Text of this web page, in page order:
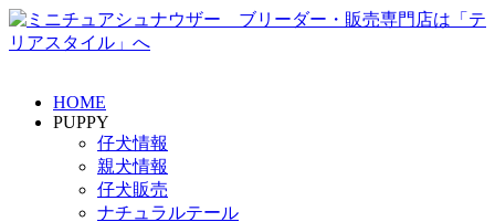
HOME
PUPPY
仔犬情報
親犬情報
仔犬販売
ナチュラルテール